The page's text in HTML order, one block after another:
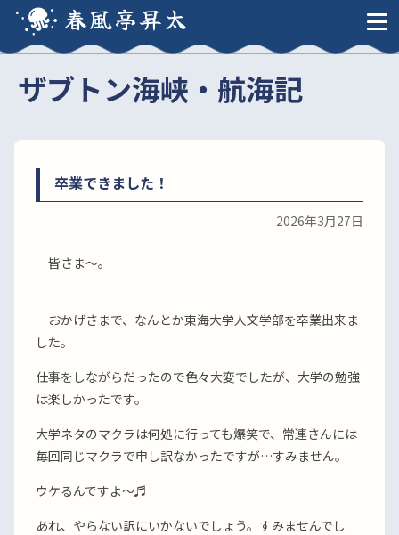
春風亭昇太
ザブトン海峡・航海記
卒業できました！
2026年3月27日
皆さま〜。
おかげさまで、なんとか東海大学人文学部を卒業出来ま
した。
仕事をしながらだったので色々大変でしたが、大学の勉強
は楽しかったです。
大学ネタのマクラは何処に行っても爆笑で、常連さんには
毎回同じマクラで申し訳なかったですが…すみません。
ウケるんですよ〜♬
あれ、やらない訳にいかないでしょう。すみませんでし